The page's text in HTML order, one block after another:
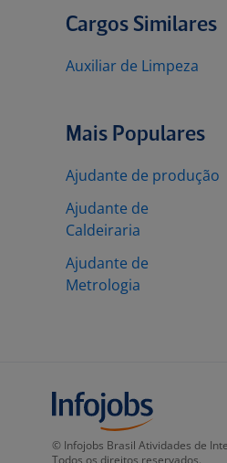
Cargos Similares
Auxiliar de Limpeza
Mais Populares
Ajudante de produção
Ajudante de
Caldeiraria
Ajudante de
Metrologia
© Infojobs Brasil Atividades de
Todos os direitos reservados.